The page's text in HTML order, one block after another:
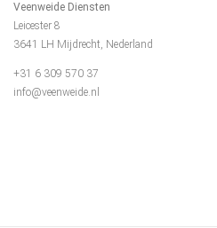
Veenweide Diensten
Leicester 8
3641 LH Mijdrecht, Nederland
+31 6 309 570 37
info@veenweide.nl